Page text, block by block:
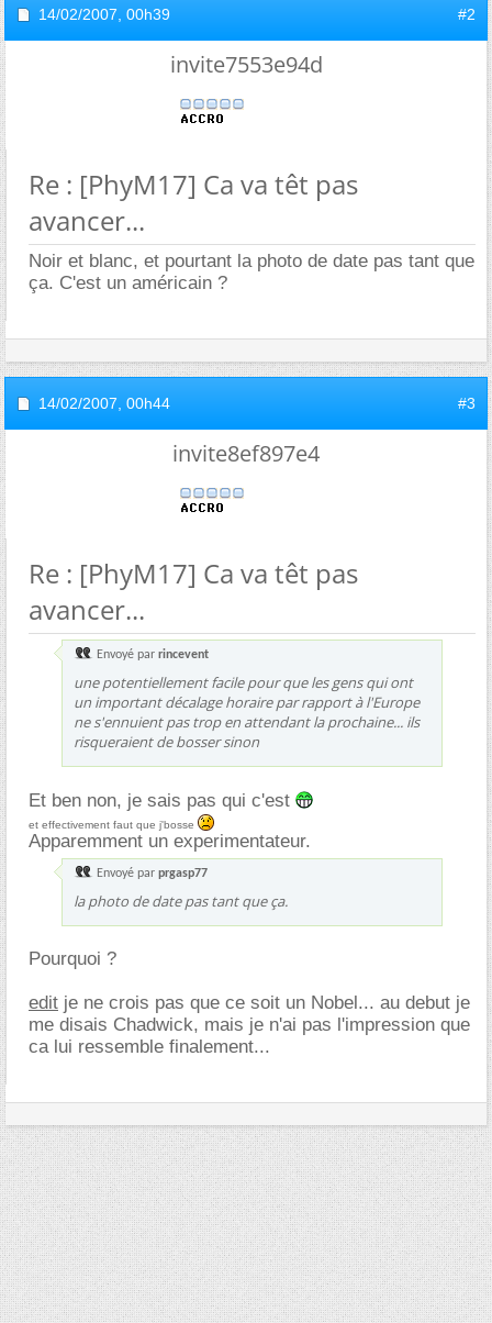
14/02/2007, 00h39 #2
invite7553e94d
Re : [PhyM17] Ca va têt pas
avancer...
Noir et blanc, et pourtant la photo de date pas tant que
ça. C'est un américain ?
14/02/2007, 00h44 #3
invite8ef897e4
Re : [PhyM17] Ca va têt pas
avancer...
Envoyé par rincevent
une potentiellement facile pour que les gens qui ont
un important décalage horaire par rapport à l'Europe
ne s'ennuient pas trop en attendant la prochaine... ils
risqueraient de bosser sinon
Et ben non, je sais pas qui c'est
et effectivement faut que j'bosse
Apparemment un experimentateur.
Envoyé par prgasp77
la photo de date pas tant que ça.
Pourquoi ?
edit je ne crois pas que ce soit un Nobel... au debut je
me disais Chadwick, mais je n'ai pas l'impression que
ca lui ressemble finalement...